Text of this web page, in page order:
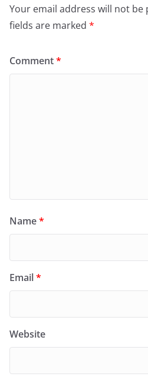
Your email address will not be
fields are marked *
Comment*
Name*
Email*
Website